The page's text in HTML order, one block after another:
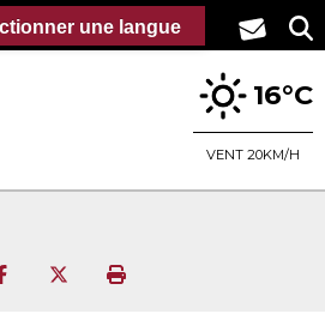
16°C
VENT 20KM/H
Partager sur Facebook
Partager sur Twitter
Imprimer la page
une langue